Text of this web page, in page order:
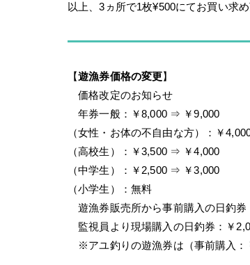
以上、3ヵ所で1枚¥500にてお買い求め
【遊漁券価格の変更】
価格改定のお知らせ
年券一般：￥8,000 ⇒ ￥9,000
（女性・お体の不自由な方）：￥
（高校生）：￥3,500 ⇒ ￥4,000
（中学生）：￥2,500 ⇒ ￥3,000
（小学生）：無料
遊漁券販売所から事前購入の日釣
監視員より現場購入の日釣券：￥
※アユ釣りの遊漁券は（事前購入：